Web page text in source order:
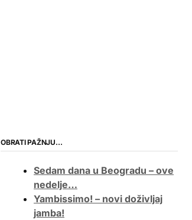
OBRATI PAŽNJU…
Sedam dana u Beogradu – ove
nedelje…
Yambissimo! – novi doživljaj
jamba!